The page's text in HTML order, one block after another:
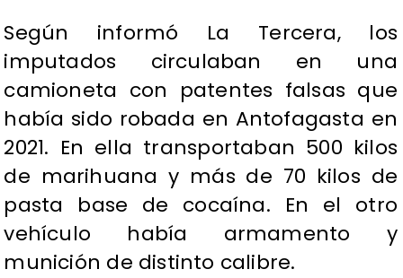
Según informó La Tercera, los
imputados circulaban en una
camioneta con patentes falsas que
había sido robada en Antofagasta en
2021. En ella transportaban 500 kilos
de marihuana y más de 70 kilos de
pasta base de cocaína. En el otro
vehículo había armamento y
munición de distinto calibre.